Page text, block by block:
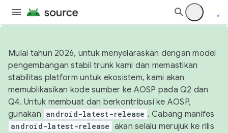
Mulai tahun 2026, untuk menyelaraskan dengan model
pengembangan stabil trunk kami dan memastikan
stabilitas platform untuk ekosistem, kami akan
memublikasikan kode sumber ke AOSP pada Q2 dan
Q4. Untuk membuat dan berkontribusi ke AOSP,
gunakan android-latest-release . Cabang manifes
android-latest-release akan selalu merujuk ke rilis